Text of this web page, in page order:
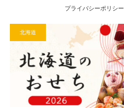
プライバシーポリシー
北海道